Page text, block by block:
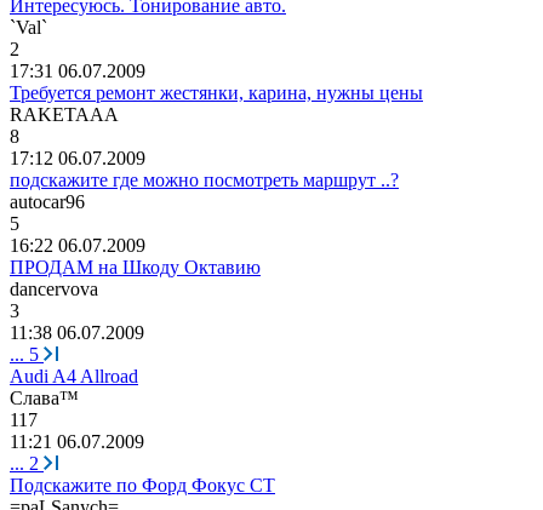
Интересуюсь. Тонирование авто.
`Val`
2
17:31 06.07.2009
Требуется ремонт жестянки, карина, нужны цены
RAKETAAA
8
17:12 06.07.2009
подскажите где можно посмотреть маршрут ..?
autocar96
5
16:22 06.07.2009
ПРОДАМ на Шкоду Октавию
dancervova
3
11:38 06.07.2009
... 5
Audi A4 Allroad
Cлaвa™
117
11:21 06.07.2009
... 2
Подскажите по Форд Фокус СТ